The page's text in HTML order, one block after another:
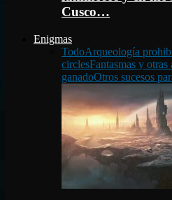
Cusco…
Enigmas
TodoArqueología
circlesFantasmas y otras
ganadoOtros sucesos